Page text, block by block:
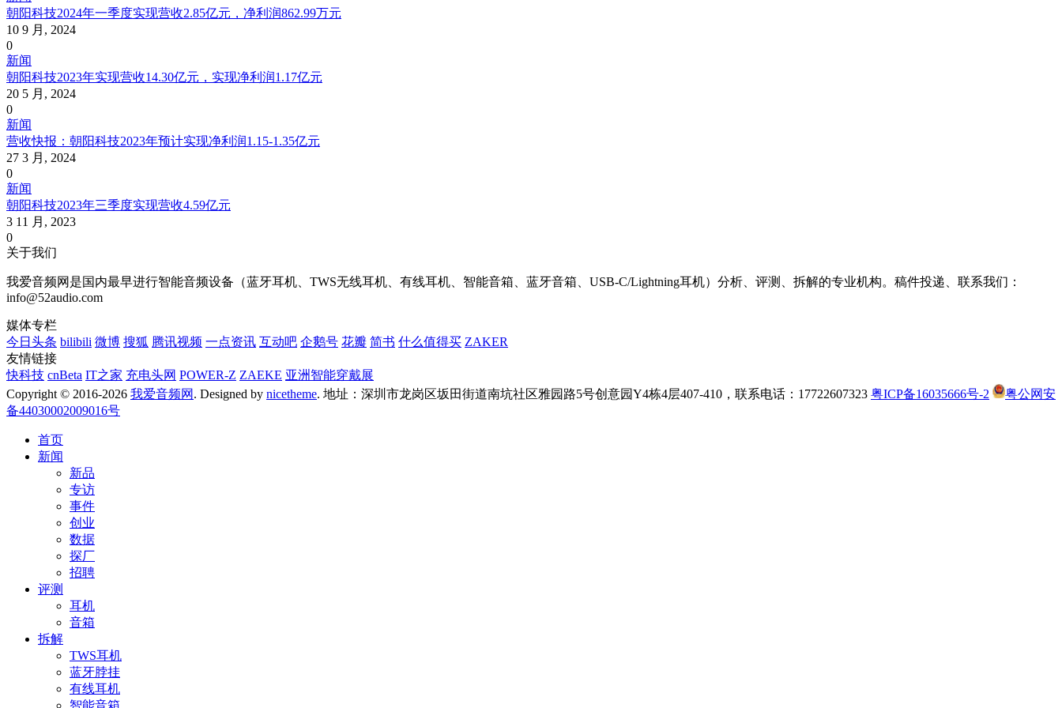
朝阳科技2024年一季度实现营收2.85亿元，净利润862.99万元
10 9 月, 2024
0
新闻
朝阳科技2023年实现营收14.30亿元，实现净利润1.17亿元
20 5 月, 2024
0
新闻
营收快报：朝阳科技2023年预计实现净利润1.15-1.35亿元
27 3 月, 2024
0
新闻
朝阳科技2023年三季度实现营收4.59亿元
3 11 月, 2023
0
关于我们
我爱音频网是国内最早进行智能音频设备（蓝牙耳机、TWS无线耳机、有线耳机、智能音箱、蓝牙音箱、USB-C/Lightning耳机）分析、评测、拆解的专业机构。稿件投递、联系我们：
info@52audio.com
媒体专栏
今日头条 bilibili 微博 搜狐 腾讯视频 一点资讯 互动吧 企鹅号 花瓣 简书 什么值得买 ZAKER
友情链接
快科技 cnBeta IT之家 充电头网 POWER-Z ZAEKE 亚洲智能穿戴展
Copyright © 2016-2026 我爱音频网 . Designed by nicetheme. 地址：深圳市龙岗区坂田街道南坑社区雅园路5号创意园Y4栋4层407-410，联系电话：17722607323 粤ICP备16035666号-2
粤公网安
备44030002009016号
首页
新闻
新品
专访
事件
创业
数据
探厂
招聘
评测
耳机
音箱
拆解
TWS耳机
蓝牙脖挂
有线耳机
智能音箱